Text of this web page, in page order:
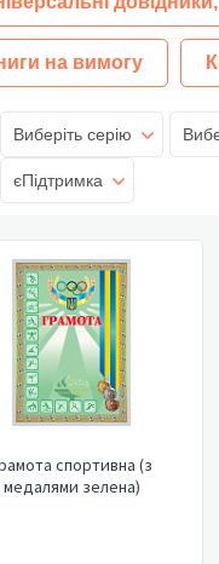
на вимогу
Виберіть серію
єПідтримка
спортивна (з
медалями зелена)